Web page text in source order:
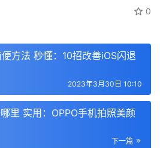
0
方法 秒懂：10招改善iOS闪退
2023年3月30日 10:10
里 实用：OPPO手机拍照美颜
下一篇